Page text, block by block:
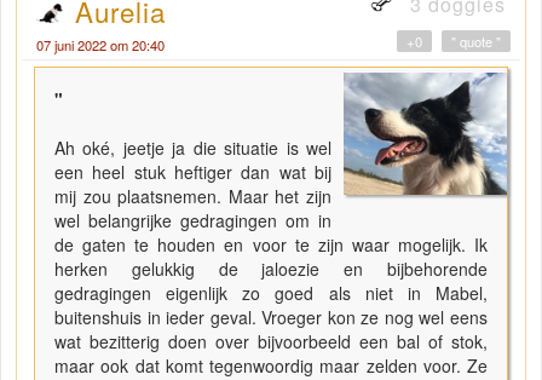
Aurelia
07 juni 2022 om 20:40 " quote "
+0
"
Ah oké, jeetje ja die situatie is wel
een heel stuk heftiger dan wat bij
mij zou plaatsnemen. Maar het zijn
wel belangrijke gedragingen om in
de gaten te houden en voor te zijn waar mogelijk. Ik
herken gelukkig de jaloezie en bijbehorende
gedragingen eigenlijk zo goed als niet in Mabel,
buitenshuis in ieder geval. Vroeger kon ze nog wel eens
wat bezitterig doen over bijvoorbeeld een bal of stok,
maar ook dat komt tegenwoordig maar zelden voor. Ze